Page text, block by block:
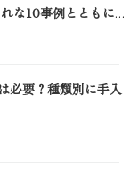
な10事例とともに紹
必要？種類別に手入